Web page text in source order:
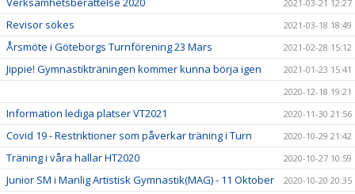
2021-03-21 12:27
Revisor sökes 2021-03-18 18:49
Årsmöte i Göteborgs Turnförening 23 Mars 2021-02-28 15:12
Jippie! Gymnastikträningen kommer kunna börja igen
2021-01-23 15:41
2020-12-18 19:21
Information lediga platser VT2021 2020-11-30 21:56
Covid 19 - Restriktioner som påverkar träning i Turn 2020-10-29 21:42
Träning i våra hallar HT2020 2020-10-27 10:59
Junior SM i Manlig Artistisk Gymnastik(MAG) - 11 Oktober 2020-10-20 20:35